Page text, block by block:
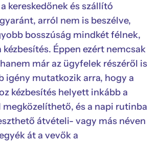
kereskedőnek és szállító
arról nem is beszélve,
bosszúság mindkét félnek,
kézbesítés. Éppen ezért nemcsak
már az ügyfelek részéről is
igény mutatkozik arra, hogy a
kézbesítés helyett inkább a
megközelíthető, és a napi rutinba
átvételi- vagy más néven
át a vevők a